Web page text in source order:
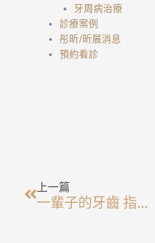
牙周病治療
診療案例
彤昕/昕展消息
預約看診
上一篇
一輩子的牙齒 指用一天就能完成？